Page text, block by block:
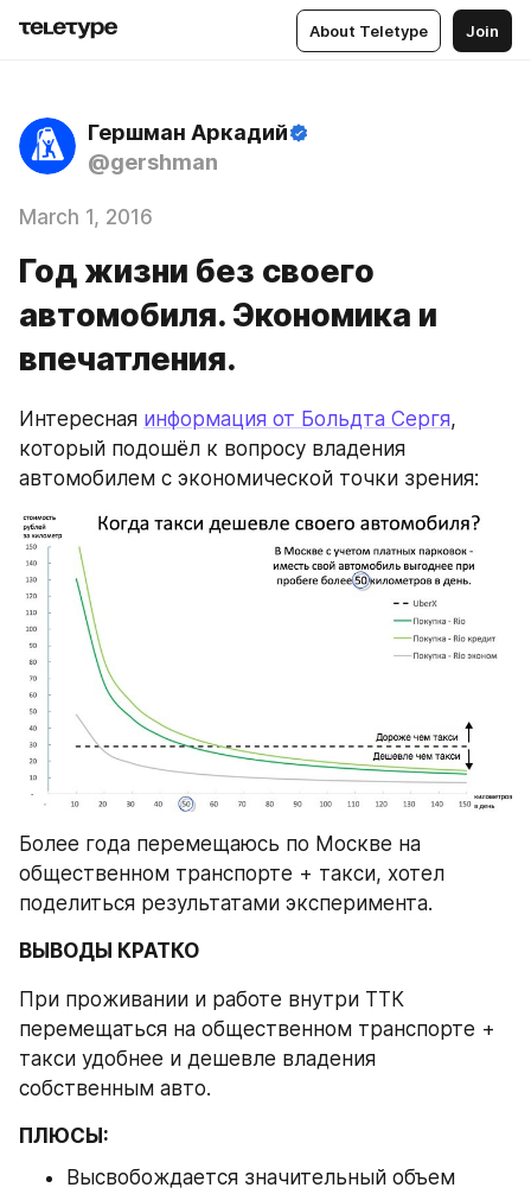
About Teletype Join
Гершман Аркадий
@gershman
March 1, 2016
Год жизни без своего
автомобиля. Экономика и
впечатления.
Интересная информация от Больдта Сергя,
который подошёл к вопросу владения
автомобилем с экономической точки зрения:
Более года перемещаюсь по Москве на
общественном транспорте + такси, хотел
поделиться результатами эксперимента.
ВЫВОДЫ КРАТКО
При проживании и работе внутри ТТК
перемещаться на общественном транспорте +
такси удобнее и дешевле владения
собственным авто.
ПЛЮСЫ:
Высвобождается значительный объем